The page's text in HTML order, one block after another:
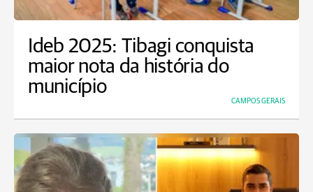
Ideb 2025: Tibagi conquista
maior nota da história do
município
CAMPOS GERAIS